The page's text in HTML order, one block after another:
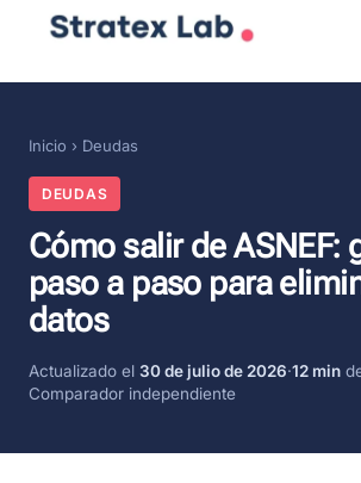
Inicio › Deudas
DEUDAS
Cómo salir de ASNEF:
paso a paso para
datos
Actualizado el 30 de julio de 2026·12 min
Comparador independiente